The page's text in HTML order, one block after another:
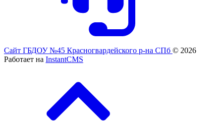
Сайт ГБДОУ №45 Красногвардейского р-на СПб © 2026
Работает на InstantCMS